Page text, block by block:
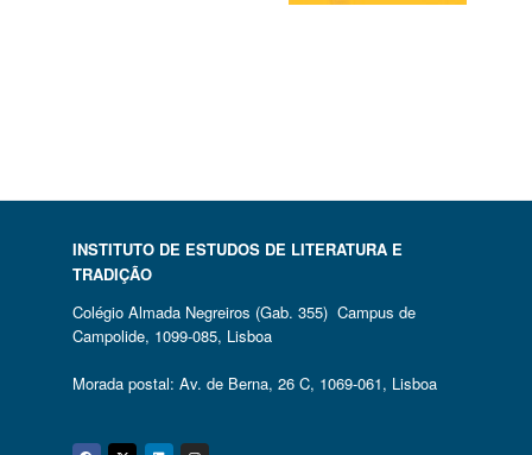
INSTITUTO DE ESTUDOS DE LITERATURA E
TRADIÇÃO
Colégio Almada Negreiros (Gab. 355) Campus de
Campolide, 1099-085, Lisboa
Morada postal: Av. de Berna, 26 C, 1069-061, Lisboa